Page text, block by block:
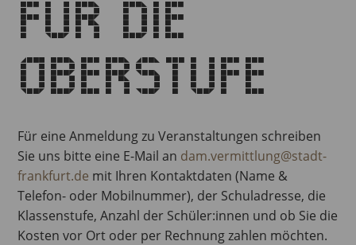
für die
Oberstufe
Für eine Anmeldung zu Veranstaltungen schreiben
Sie uns bitte eine E-Mail an dam.vermittlung@stadt-
frankfurt.de mit Ihren Kontaktdaten (Name &
Telefon- oder Mobilnummer), der Schuladresse, die
Klassenstufe, Anzahl der Schüler:innen und ob Sie die
Kosten vor Ort oder per Rechnung zahlen möchten.